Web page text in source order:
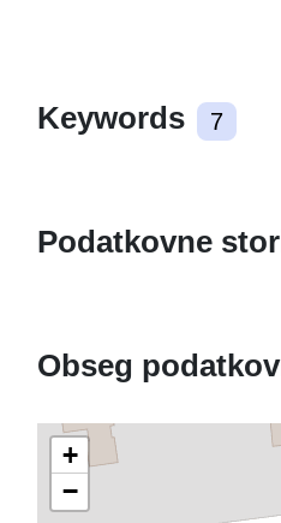
Keywords 7
Podatkovne
Obseg
+
−